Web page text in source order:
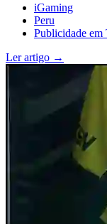
iGaming
Peru
Publicidade
Ler artigo →